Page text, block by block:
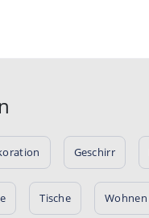
Geschirr
Tische Wohnen